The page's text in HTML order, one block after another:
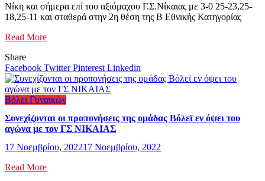
Νίκη και σήμερα επί του αξιόμαχου Γ.Σ.Νίκαιας με 3-0 25-23,25-
18,25-11 και σταθερά στην 2η θέση της Β Εθνικής Κατηγορίας
Read More
Share
Facebook TwitterPinterest Linkedin
Βόλει Γυναικών
Συνεχίζονται οι προπονήσεις της ομάδας Βόλεϊ εν όψει του
αγώνα με τον ΓΣ ΝΙΚΑΙΑΣ
17 Νοεμβρίου, 202217 Νοεμβρίου, 2022
Read More